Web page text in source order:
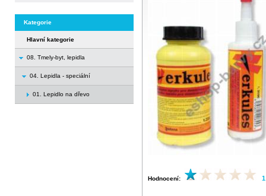
Kategorie
Hlavní kategorie
08. Tmely-byt, lepidla
04. Lepidla - speciální
01. Lepidlo na dřevo
Hodnocení: